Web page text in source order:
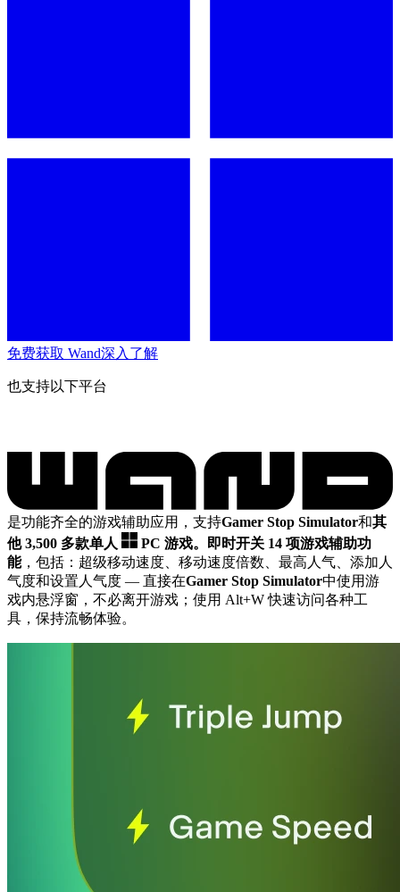
免费获取 Wand深入了解
也支持以下平台
是功能齐全的游戏辅助应用，支持Gamer Stop Simulator和其
他 3,500 多款单人
PC 游戏。
即时开关 14 项游戏辅助功
能，包括：超级移动速度、移动速度倍数、最高人气、添加人
气度和设置人气度 — 直接在Gamer Stop Simulator中使用游
戏内悬浮窗，不必离开游戏；使用 Alt+W 快速访问各种工
具，保持流畅体验。